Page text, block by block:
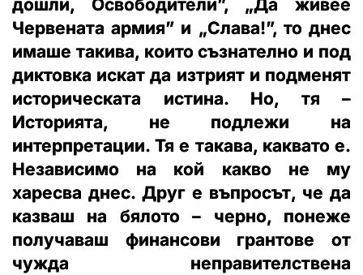
дошли, Освободители”, „Да живее
Червената армия” и „Слава!”, то днес
имаше такива, които съзнателно и под
диктовка искат да изтрият и подменят
историческата истина. Но, тя –
Историята, не подлежи на
интерпретации. Тя е такава, каквато е.
Независимо на кой какво не му
харесва днес. Друг е въпросът, че да
казваш на бялото – черно, понеже
получаваш финансови грантове от
чужда неправителствена